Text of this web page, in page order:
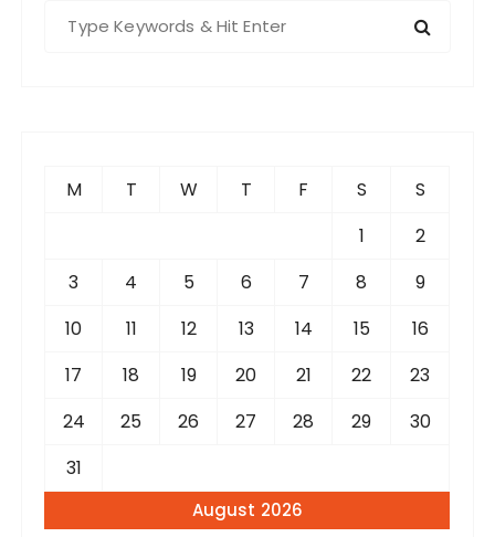
August 2026
M T W T F S
S
1
2
3
4 5 6 7 8
9
10
11 12 13 14 15
16
17
18 19 20 21 22
23
24
25 26 27 28 29
30
31